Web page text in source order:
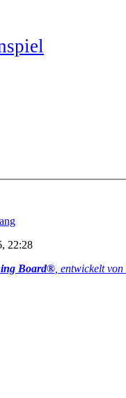
22:28
Board® , entwickelt von